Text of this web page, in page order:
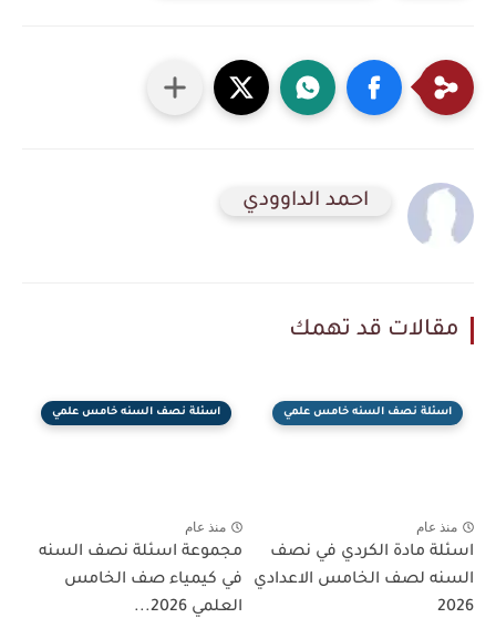
احمد الداوودي
مقالات قد تهمك
اسئلة نصف السنه خامس علمي
منذ عام
اسئلة مادة الكردي في نصف
السنه لصف الخامس الاعدادي
2026
اسئلة نصف السنه خامس علمي
منذ عام
مجموعة اسئلة نصف السنه
في كيمياء صف الخامس
العلمي 2026...